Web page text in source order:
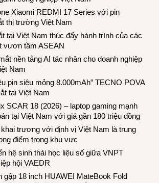
Xiaomi REDMI 17 Series với pin
thị trường Việt Nam
tại Việt Nam thúc đẩy hành trình của các
vươn tầm ASEAN
nền tảng AI tác nhân cho doanh nghiệp
Nam
pin siêu mỏng 8.000mAh” TECNO POVA
tại Việt Nam
SCAR 18 (2026) – laptop gaming mạnh
tại Việt Nam với giá gần 180 triệu đồng
trương với định vị Việt Nam là trung
điểm trong khu vực
hệ sinh thái học liệu số giữa VNPT
hội VAEDR
gập 18 inch HUAWEI MateBook Fold